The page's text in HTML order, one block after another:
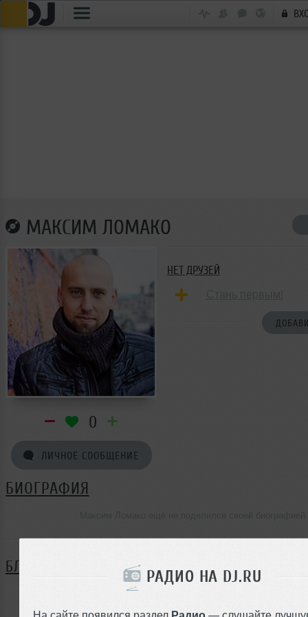
РАДИО НА DJ.RU
На сайте появился раздел Радио — слушайте
МАКСИМ ЛОМАКО
0
ЛИЧНОЕ СООБЩЕНИЕ
НЕТ ДРУЗЕЙ
БИОГРАФИЯ
БЛОГ